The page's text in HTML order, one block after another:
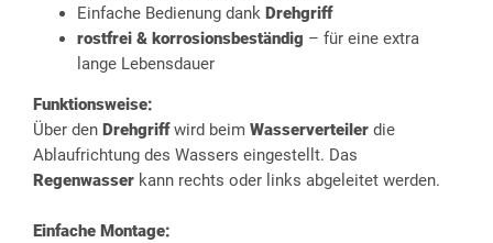
Einfache Bedienung dank Drehgriff
rostfrei & korrosionsbeständig – für eine extra
lange Lebensdauer
Funktionsweise:
Über den Drehgriffwird beim Wasserverteiler die
Ablaufrichtung des Wassers eingestellt. Das
Regenwasser kann rechts oder links abgeleitet werden.
Einfache Montage: